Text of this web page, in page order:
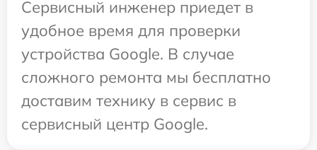
Сервисный инженер приедет в
удобное время для проверки
устройства Google. В случае
сложного ремонта мы бесплатно
доставим технику в сервис в
сервисный центр Google.